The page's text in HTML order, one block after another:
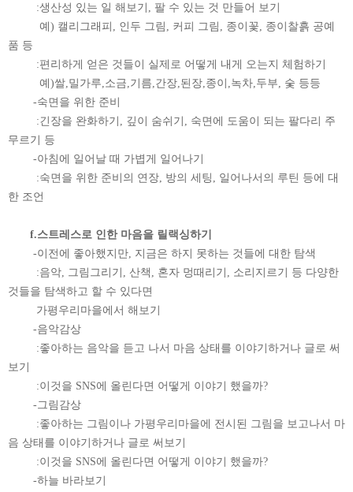
:생산성 있는 일 해보기, 팔 수 있는 것 만들어 보기
예) 캘리그래피, 인두 그림, 커피 그림, 종이꽃, 종이찰흙 공예
품 등
:편리하게 얻은 것들이 실제로 어떻게 내게 오는지 체험하기
예)쌀,밀가루,소금,기름,간장,된장,종이,녹차,두부, 숯 등등
-숙면을 위한 준비
:긴장을 완화하기, 깊이 숨쉬기, 숙면에 도움이 되는 팔다리 주
무르기 등
-아침에 일어날 때 가볍게 일어나기
:숙면을 위한 준비의 연장, 방의 세팅, 일어나서의 루틴 등에 대
한 조언
f.스트레스로 인한 마음을 릴랙싱하기
-이전에 좋아했지만, 지금은 하지 못하는 것들에 대한 탐색
:음악, 그림그리기, 산책, 혼자 멍때리기, 소리지르기 등 다양한
것들을 탐색하고 할 수 있다면
가평우리마을에서 해보기
-음악감상
:좋아하는 음악을 듣고 나서 마음 상태를 이야기하거나 글로 써
보기
:이것을 SNS에 올린다면 어떻게 이야기 했을까?
-그림감상
:좋아하는 그림이나 가평우리마을에 전시된 그림을 보고나서 마
음 상태를 이야기하거나 글로 써보기
:이것을 SNS에 올린다면 어떻게 이야기 했을까?
-하늘 바라보기